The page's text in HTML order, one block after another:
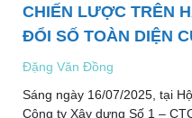
CHIẾN LƯỢC TRÊN
ĐỔI SỐ TOÀN DIỆN
Đặng Văn Đồng
Sáng ngày 16/07/2025, tại
Công ty Xây dựng Số 1 –